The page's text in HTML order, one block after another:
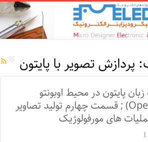
پردازش تصویر با پایتون
پایتون در محیط اوبونتو
(کتابخانه ی OpenCV) ; قسمت چهارم تولید تصاویر
های مورفولوژیک
1